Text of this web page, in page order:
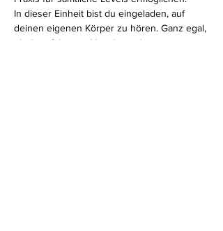
In dieser Einheit bist du eingeladen, auf
deinen eigenen Körper zu hören. Ganz egal,
ob du erfahrener Yogi bist oder erst am